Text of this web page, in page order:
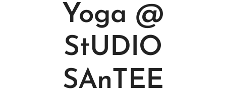
Yoga @
StUDIO
SAnTEE